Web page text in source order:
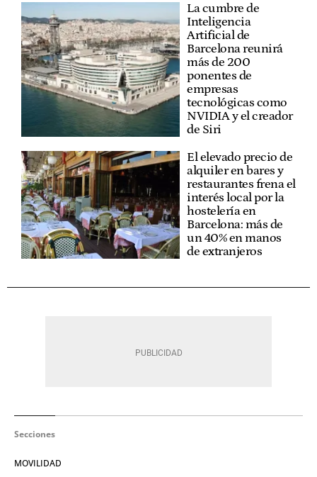
La cumbre de
Inteligencia
Artificial de
Barcelona reunirá
más de 200
ponentes de
empresas
tecnológicas como
NVIDIA y el creador
de Siri
El elevado precio de
alquiler en bares y
restaurantes frena el
interés local por la
hostelería en
Barcelona: más de
un 40% en manos
de extranjeros
Secciones
MOVILIDAD